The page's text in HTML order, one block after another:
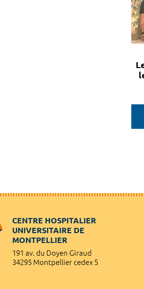
CENTRE HOSPITALIER
UNIVERSITAIRE DE
MONTPELLIER
191 av. du Doyen Giraud
34295 Montpellier cedex 5